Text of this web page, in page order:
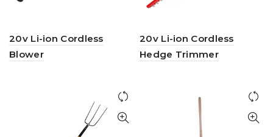
20v Li-ion Cordless
Blower
20v Li-ion Cordless
Hedge Trimmer